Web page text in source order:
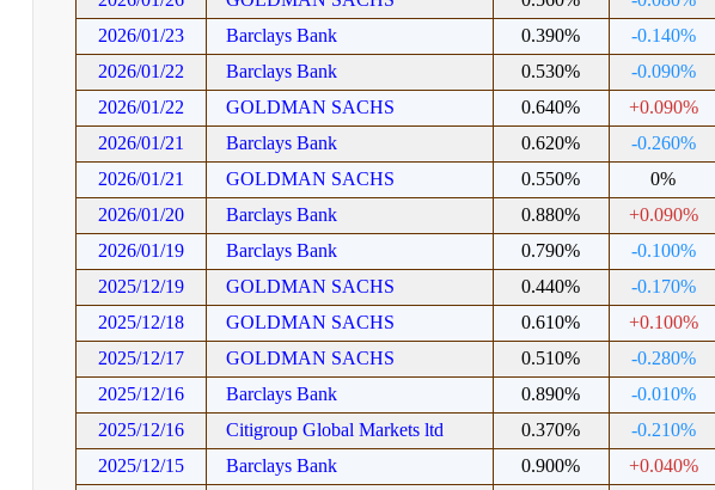
2026/01/23
Barclays Bank 0.390% -0.140%
2026/01/22
Barclays Bank 0.530% -0.090%
2026/01/22
GOLDMAN SACHS 0.640% +0.090%
2026/01/21
Barclays Bank 0.620% -0.260%
2026/01/21
GOLDMAN SACHS 0.550% 0%
2026/01/20
Barclays Bank 0.880% +0.090%
2026/01/19
Barclays Bank 0.790% -0.100%
2025/12/19
GOLDMAN SACHS 0.440% -0.170%
2025/12/18
GOLDMAN SACHS 0.610% +0.100%
2025/12/17
GOLDMAN SACHS 0.510% -0.280%
2025/12/16
Barclays Bank 0.890% -0.010%
2025/12/16
Citigroup Global Markets ltd 0.370% -0.210%
2025/12/15
Barclays Bank 0.900% +0.040%